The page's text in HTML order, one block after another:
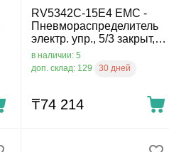
RV5342C-15E4 EMC -
Пневмораспределитель
электр. упр., 5/3 закрыт,
G1/2, 24 VDC
в наличии: 5
доп. склад: 129
30 дней
₸74 214